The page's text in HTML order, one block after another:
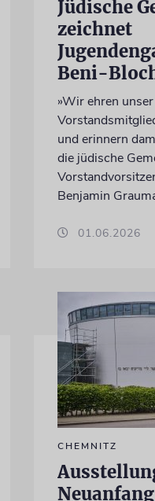
Jüdische
zeichnet
Beni-
»Wir ehren
und erinnern
die jüdische
Benjamin
01.06.2026
CHEMNITZ